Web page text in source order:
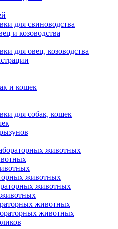
для свиноводства
и козоводства
для овец, козоводства
и кошек
для собак, кошек
животных
животных
животных
животных
животных